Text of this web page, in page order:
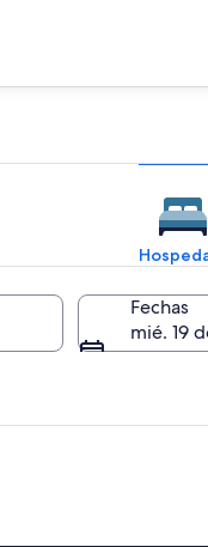
Fechas
mié. 19